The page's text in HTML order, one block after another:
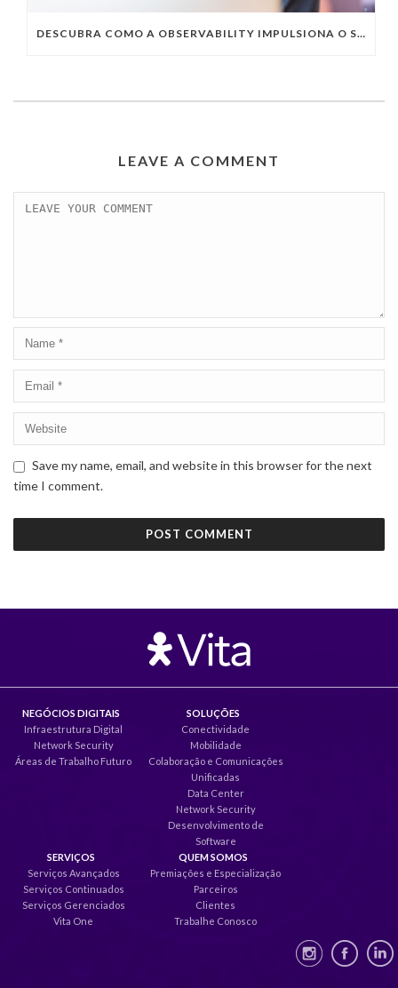
DESCUBRA COMO A OBSERVABILITY IMPULSIONA O SUCESSO DO SEU NEGÓCIO
LEAVE A COMMENT
Save my name, email, and website in this browser for the next
time I comment.
NEGÓCIOS DIGITAIS
Infraestrutura Digital
Network Security
Áreas de Trabalho Futuro
SOLUÇÕES
Conectividade
Mobilidade
Colaboração e Comunicações
Unificadas
Data Center
Network Security
Desenvolvimento de
Software
SERVIÇOS
Serviços Avançados
Serviços Continuados
Serviços Gerenciados
Vita One
QUEM SOMOS
Premiações e Especialização
Parceiros
Clientes
Trabalhe Conosco